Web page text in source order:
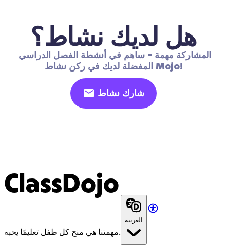
هل لديك نشاط؟
المفضلة لديك في ركن نشاط Mojo!
شارك نشاط
ClassDojo
مهمتنا هي منح كل طفل تعليمًا يحبه.
العربية